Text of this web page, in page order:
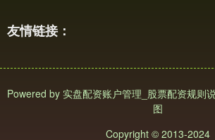
友情链接：
Powered by 实盘配资账户管理_股票配资规则
图
Copyright © 2013-2024